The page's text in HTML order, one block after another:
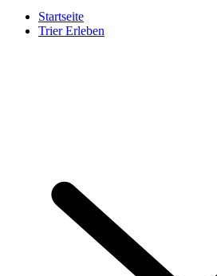
Startseite
Trier Erleben